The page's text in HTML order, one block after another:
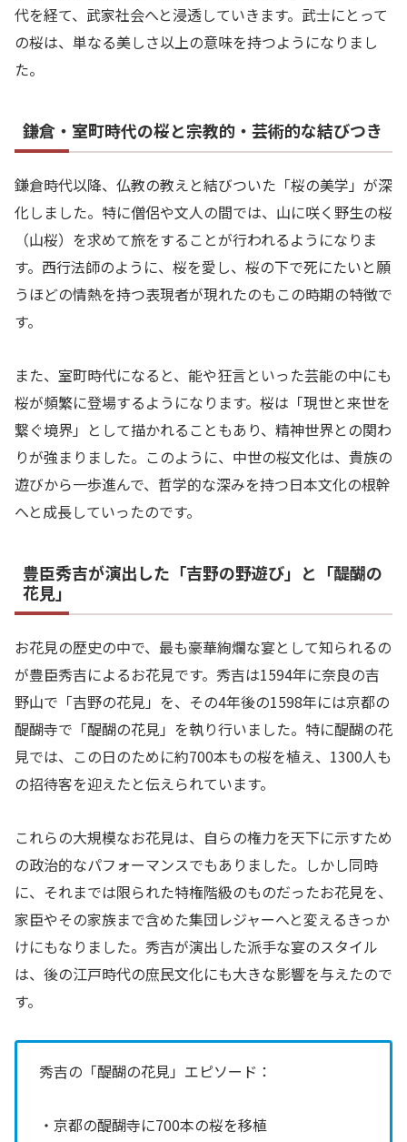
代を経て、武家社会へと浸透していきます。武士にとって
の桜は、単なる美しさ以上の意味を持つようになりまし
た。
鎌倉・室町時代の桜と宗教的・芸術的な結びつき
鎌倉時代以降、仏教の教えと結びついた「桜の美学」が深
化しました。特に僧侶や文人の間では、山に咲く野生の桜
（山桜）を求めて旅をすることが行われるようになりま
す。西行法師のように、桜を愛し、桜の下で死にたいと願
うほどの情熱を持つ表現者が現れたのもこの時期の特徴で
す。
また、室町時代になると、能や狂言といった芸能の中にも
桜が頻繁に登場するようになります。桜は「現世と来世を
繋ぐ境界」として描かれることもあり、精神世界との関わ
りが強まりました。このように、中世の桜文化は、貴族の
遊びから一歩進んで、哲学的な深みを持つ日本文化の根幹
へと成長していったのです。
豊臣秀吉が演出した「吉野の野遊び」と「醍醐の
花見」
お花見の歴史の中で、最も豪華絢爛な宴として知られるの
が豊臣秀吉によるお花見です。秀吉は1594年に奈良の吉
野山で「吉野の花見」を、その4年後の1598年には京都の
醍醐寺で「醍醐の花見」を執り行いました。特に醍醐の花
見では、この日のために約700本もの桜を植え、1300人も
の招待客を迎えたと伝えられています。
これらの大規模なお花見は、自らの権力を天下に示すため
の政治的なパフォーマンスでもありました。しかし同時
に、それまでは限られた特権階級のものだったお花見を、
家臣やその家族まで含めた集団レジャーへと変えるきっか
けにもなりました。秀吉が演出した派手な宴のスタイル
は、後の江戸時代の庶民文化にも大きな影響を与えたので
す。
秀吉の「醍醐の花見」エピソード：
・京都の醍醐寺に700本の桜を移植